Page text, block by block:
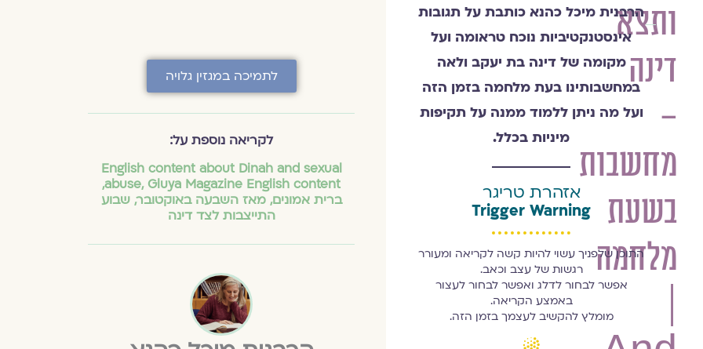
ותצא
דינה
–
מחשבות
בשעת
מלחמה
הרבנית
מיכל
כהנא
הרבנית מיכל כהנא כותבת על תגובות
אינסטנקטיביות נוכח טראומה ועל
מקומה של דינה בת יעקב ולאה
במחשבותינו בעת מלחמה בזמן הזה
ועל מה ניתן ללמוד ממנה על תקיפות
מיניות בכלל.
אזהרת טריגר
Trigger Warning
התוכן שלפניך עשוי להיות קשה לקריאה ומעורר
רגשות של עצב וכאב.
אפשר לבחור לדלג ואפשר לבחור לעצור
באמצע הקריאה.
מומלץ להקשיב לעצמך בזמן הזה.
לתמיכה במגזין גלויה
לקריאה נוספת על:
English content about Dinah and sexual
abuse, Gluya Magazine English content
,
ברית אמונים,מאז השבעה באוקטובר,שבוע
התייצבות לצד דינה